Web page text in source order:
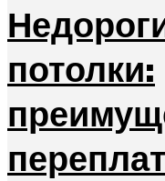
потолки: